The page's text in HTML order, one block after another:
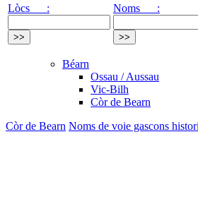
Lòcs :
Noms :
Béarn
Ossau / Aussau
Vic-Bilh
Còr de Bearn
Còr de Bearn Noms de voie gascons